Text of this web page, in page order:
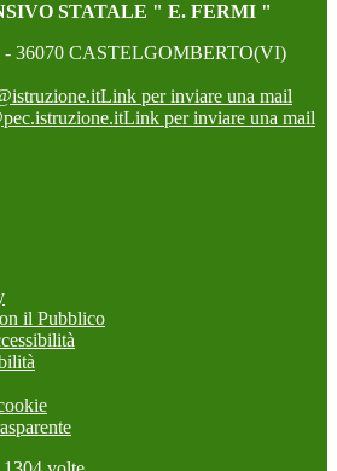
STATALE " E. FERMI "
36070 CASTELGOMBERTO(VI)
Link per inviare una mail
Link per inviare una mail
il Pubblico